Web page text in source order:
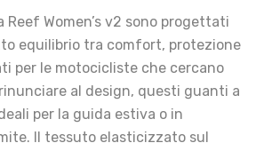
Women’s v2 sono progettati
equilibrio tra comfort, protezione
per le motocicliste che cercano
al design, questi guanti a
per la guida estiva o in
Il tessuto elasticizzato sul